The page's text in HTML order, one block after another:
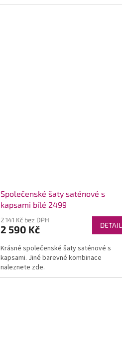
Společenské šaty saténové s
kapsami bílé 2499
2 141 Kč bez DPH
2 590 Kč DETAIL
Krásné společenské šaty saténové s
kapsami. Jiné barevné kombinace
naleznete zde.